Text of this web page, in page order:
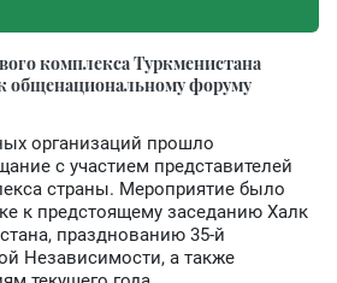
комплекса Туркменистана
общенациональному форуму
организаций прошло
с участием представителей
страны. Мероприятие было
к предстоящему заседанию Халк
празднованию 35-й
Независимости, а также